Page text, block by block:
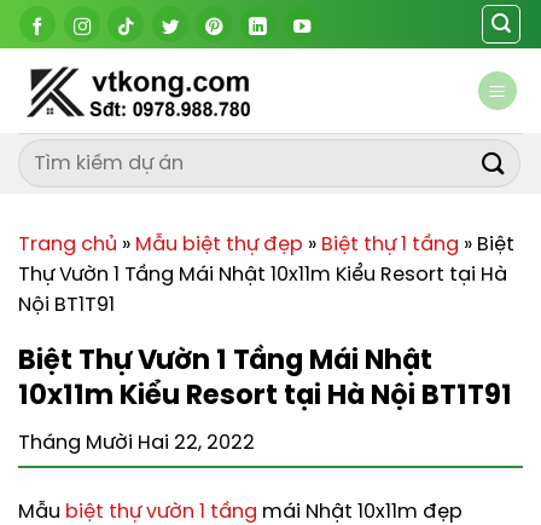
Chuyển
đến
dung
Trang chủ » Mẫu biệt thự đẹp » Biệt thự 1 tầng » Biệt
Thự Vườn 1 Tầng Mái Nhật 10x11m Kiểu Resort tại Hà
Nội BT1T91
Biệt Thự Vườn 1 Tầng Mái Nhật
10x11m Kiểu Resort tại Hà Nội BT1T91
Tháng Mười Hai 22, 2022
Mẫu biệt thự vườn 1 tầng mái Nhật 10x11m đẹp